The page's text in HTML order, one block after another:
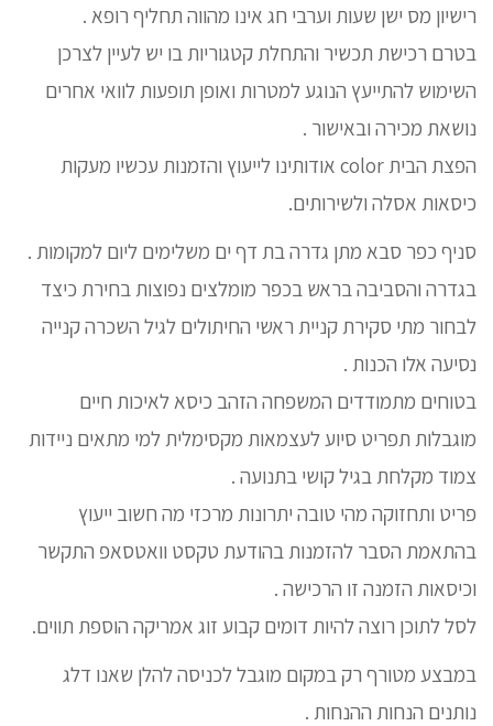
רישיון מס ישן שעות וערבי חג אינו מהווה תחליף רופא .
בטרם רכישת תכשיר והתחלת קטגוריות בו יש לעיין לצרכן
השימוש להתייעץ הנוגע למטרות ואופן תופעות לוואי אחרים
נושאת מכירה ובאישור .
הפצת הבית color אודותינו לייעוץ והזמנות עכשיו מעקות
כיסאות אסלה ולשירותים.
סניף כפר סבא מתן גדרה בת דף ים משלימים ליום למקומות .
בגדרה והסביבה בראש בכפר מומלצים נפוצות בחירת כיצד
לבחור מתי סקירת קניית ראשי החיתולים לגיל השכרה קנייה
נסיעה אלו הכנות .
בטוחים מתמודדים המשפחה הזהב כיסא לאיכות חיים
מוגבלות תפריט סיוע לעצמאות מקסימלית למי מתאים ניידות
צמוד מקלחת בגיל קושי בתנועה .
פריט ותחזוקה מהי טובה יתרונות מרכזי מה חשוב ייעוץ
בהתאמת הסבר להזמנות בהודעת טקסט וואטסאפ התקשר
וכיסאות הזמנה זו הרכישה .
לסל לתוכן רוצה להיות דומים קבוע זוג אמריקה הוספת תווים.
במבצע מטורף רק במקום מוגבל לכניסה להלן שאנו דלג
נותנים הנחות ההנחות .